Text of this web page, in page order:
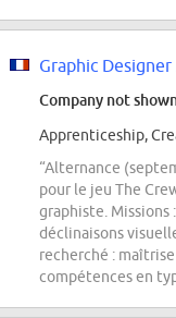
Company not
Apprenticeship,
“Alternance
pour le jeu The
graphiste. Missions
déclinaisons
recherché :
compétences en